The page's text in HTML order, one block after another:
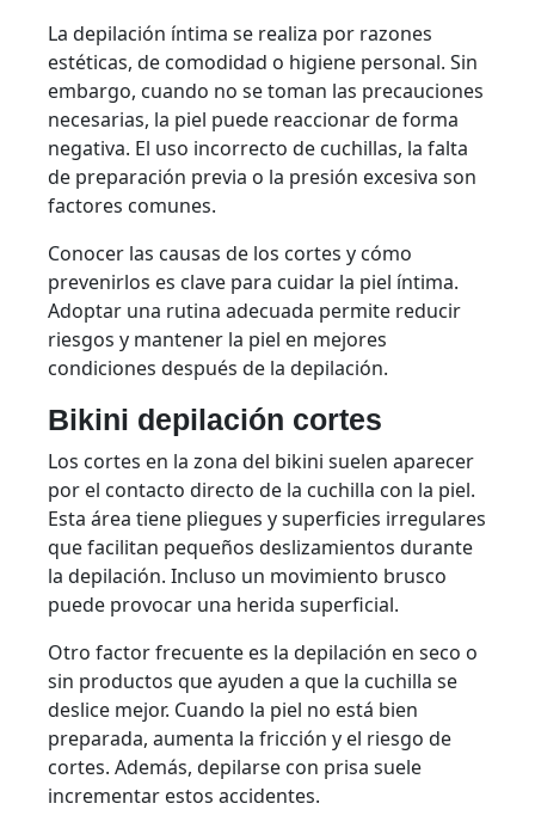
La depilación íntima se realiza por razones
estéticas, de comodidad o higiene personal. Sin
embargo, cuando no se toman las precauciones
necesarias, la piel puede reaccionar de forma
negativa. El uso incorrecto de cuchillas, la falta
de preparación previa o la presión excesiva son
factores comunes.
Conocer las causas de los cortes y cómo
prevenirlos es clave para cuidar la piel íntima.
Adoptar una rutina adecuada permite reducir
riesgos y mantener la piel en mejores
condiciones después de la depilación.
Bikini depilación cortes
Los cortes en la zona del bikini suelen aparecer
por el contacto directo de la cuchilla con la piel.
Esta área tiene pliegues y superficies irregulares
que facilitan pequeños deslizamientos durante
la depilación. Incluso un movimiento brusco
puede provocar una herida superficial.
Otro factor frecuente es la depilación en seco o
sin productos que ayuden a que la cuchilla se
deslice mejor. Cuando la piel no está bien
preparada, aumenta la fricción y el riesgo de
cortes. Además, depilarse con prisa suele
incrementar estos accidentes.